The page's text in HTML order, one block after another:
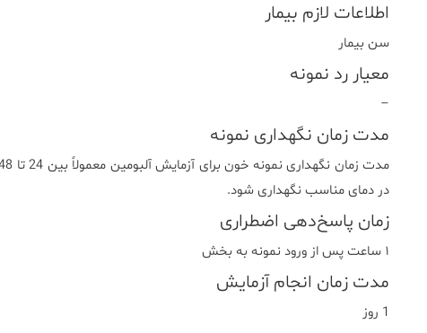
اطلاعات لازم بیمار
سن بيمار
معیار رد نمونه
–
مدت زمان نگهداری نمونه
در دمای مناسب نگهداری شود.
زمان پاسخ‌دهی اضطراری
١ ساعت پس از ورود نمونه به بخش
مدت زمان انجام آزمایش
1 روز